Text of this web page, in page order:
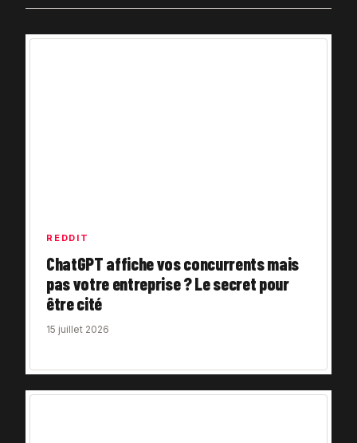
REDDIT
ChatGPT affiche vos concurrents mais
pas votre entreprise ? Le secret pour
être cité
15 juillet 2026